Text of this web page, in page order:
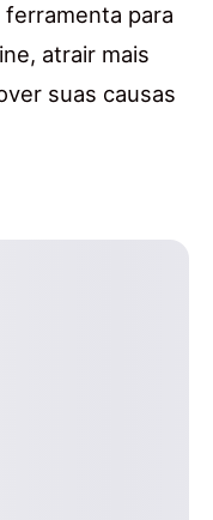
para
atrair mais
suas causas